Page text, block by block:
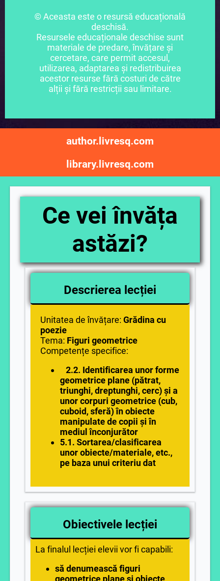
© Aceasta este o resursă educațională
deschisă.
Resursele educaționale deschise sunt
materiale de predare, învățare și
cercetare, care permit accesul,
utilizarea, adaptarea și redistribuirea
acestor resurse fără costuri de către
alții și fără restricții sau limitare.
author.livresq.com
library.livresq.com
Ce vei învăța
astăzi?
Descrierea lecției
Unitatea de învățare: Grădina cu
poezie
Tema: Figuri geometrice
Competențe specifice:
2.2. Identificarea unor forme
geometrice plane (pătrat,
triunghi, dreptunghi, cerc) și a
unor corpuri geometrice (cub,
cuboid, sferă) în obiecte
manipulate de copii și în
mediul înconjurător
5.1. Sortarea/clasificarea
unor obiecte/materiale, etc.,
pe baza unui criteriu dat
Obiectivele lecției
La finalul lecției elevii vor fi capabili:
să denumească figuri
geometrice plane și obiecte